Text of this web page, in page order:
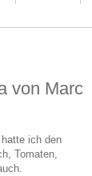
von Marc
ich den
Tomaten,